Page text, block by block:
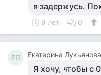
я задержусь.
9 лет 0
ЕЛ Екатерина Лукьянова
Я хочу, чтобы с